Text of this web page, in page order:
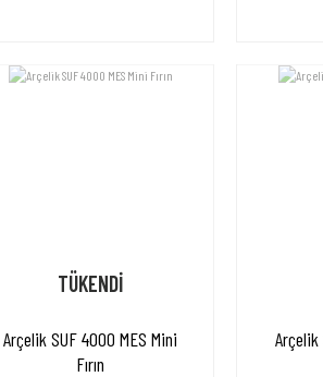
TÜKENDİ
Arçelik SUF 4000 MES Mini
Fırın
Arçelik